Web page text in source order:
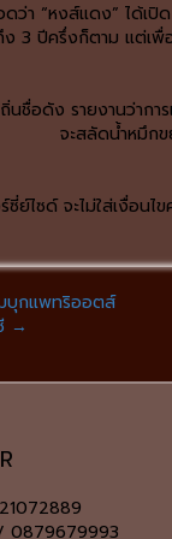
ว่า “หงส์แดง” ได้เ
ง 3 ปีครึ่งก็ตาม แต่เพื่
ชื่อดัง รายงานว่ากา
จะสลัดน้ำหมึก
ซี่ย์ไซด์ จะไม่ใส่เงื่อ
บุกแพทริออตส์
→
0879679993